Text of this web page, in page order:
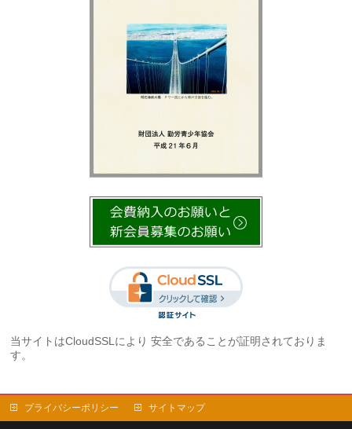
当サイトはCloudSSLにより 安全であることが証明されておりま
す。
プライバシーポリシー サイトマップ